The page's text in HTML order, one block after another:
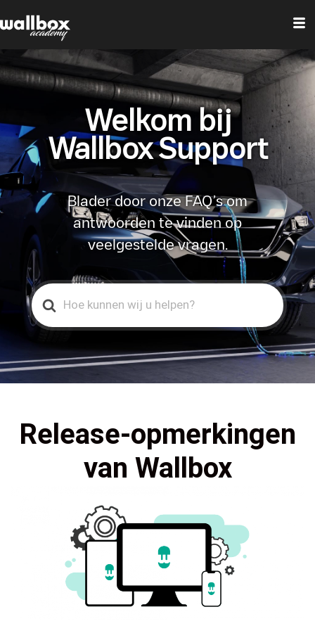
Welkom bij
Wallbox Support
Blader door onze FAQ’s om
antwoorden te vinden op
veelgestelde vragen.
Search
For
Release-opmerkingen
van Wallbox